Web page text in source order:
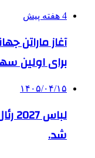
4 هفته پیش
آغاز ماراتن
برای اولین
۱۴۰۵/۰۴/۱۵
شد.